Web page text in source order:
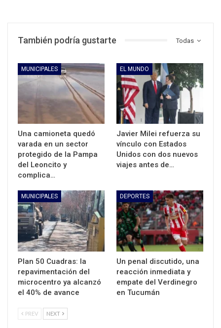
Todas
También podría gustarte
MUNICIPALES
Una camioneta quedó
varada en un sector
protegido de la Pampa
del Leoncito y
complica…
EL MUNDO
Javier Milei refuerza su
vínculo con Estados
Unidos con dos nuevos
viajes antes de…
MUNICIPALES
Plan 50 Cuadras: la
repavimentación del
microcentro ya alcanzó
el 40% de avance
DEPORTES
Un penal discutido, una
reacción inmediata y
empate del Verdinegro
en Tucumán
PREV NEXT